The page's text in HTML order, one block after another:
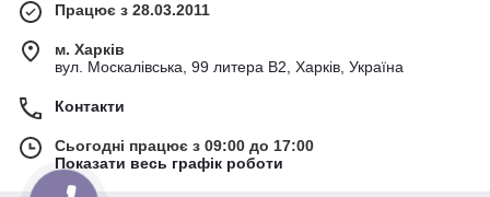
Працює з 28.03.2011
м. Харків
вул. Москалівська, 99 литера В2, Харків, Україна
Контакти
Сьогодні працює з 09:00 до 17:00
Показати весь графік роботи